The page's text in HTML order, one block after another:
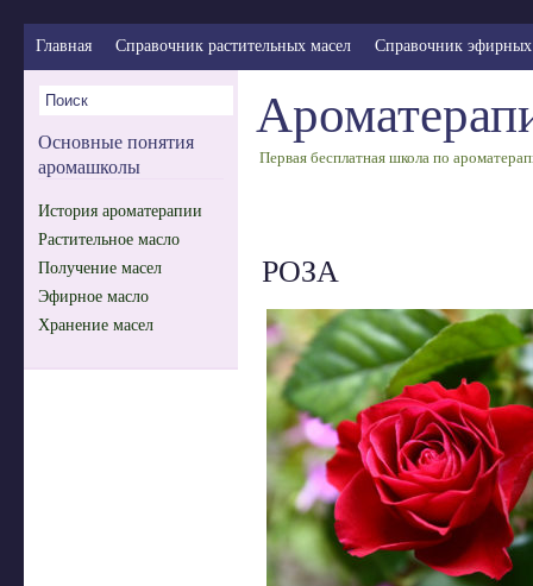
Главная Справочник растительных масел Справочник эфирных
Первая бесплатная школа по
Основные понятия
аромашколы
История ароматерапии
Растительное масло
Получение масел
Эфирное масло
Хранение масел
РОЗА